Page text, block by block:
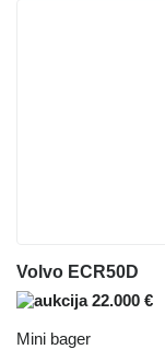
Volvo ECR50D
22.000 €
Mini bager